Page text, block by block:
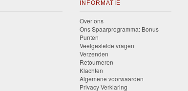
INFORMATIE
Over ons
Ons Spaarprogramma: Bonus
Punten
Veelgestelde vragen
Verzenden
Retourneren
Klachten
Algemene voorwaarden
Privacy Verklaring